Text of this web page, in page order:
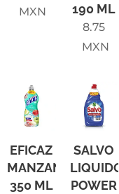
MXN
190 ML
8.75
MXN
EFICAZ
MANZANA
350 ML
SALVO
LIQUIDO
POWER